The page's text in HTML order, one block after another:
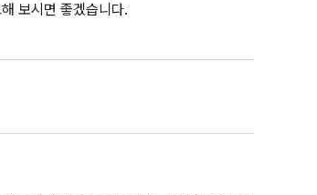
보시면 좋겠습니다.